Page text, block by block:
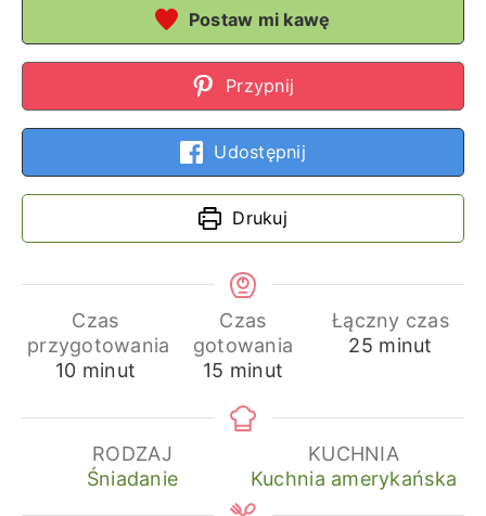
Postaw mi kawę
Przypnij
Udostępnij
Drukuj
Czas
przygotowania
10minuty
minut
Czas
gotowania
15 minuty
minut
Łączny czas
25minuty
minut
RODZAJ
Śniadanie
KUCHNIA
Kuchnia amerykańska